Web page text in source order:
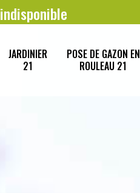
indisponible
JARDINIER
21
POSE DE GAZON EN
ROULEAU 21